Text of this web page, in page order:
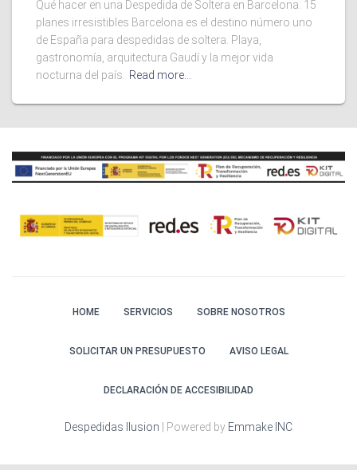
Qué hacer en una Despedida de Soltera en Barcelona: 15
planes irresistibles Barcelona es el destino número uno
de España para despedidas de soltera. Playa,
gastronomía, arquitectura Gaudí y la mejor vida
nocturna del país.
Read more…
HOME SERVICIOS SOBRE NOSOTROS
SOLICITAR UN PRESUPUESTO AVISO LEGAL
DECLARACIÓN DE ACCESIBILIDAD
Despedidas Ilusion | Powered by Emmake INC